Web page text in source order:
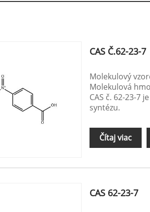
CAS Č.62-23-7
Molekulový
Molekulová
CAS č. 62-23-7
syntézu.
Čítaj viac
CAS 62-23-7